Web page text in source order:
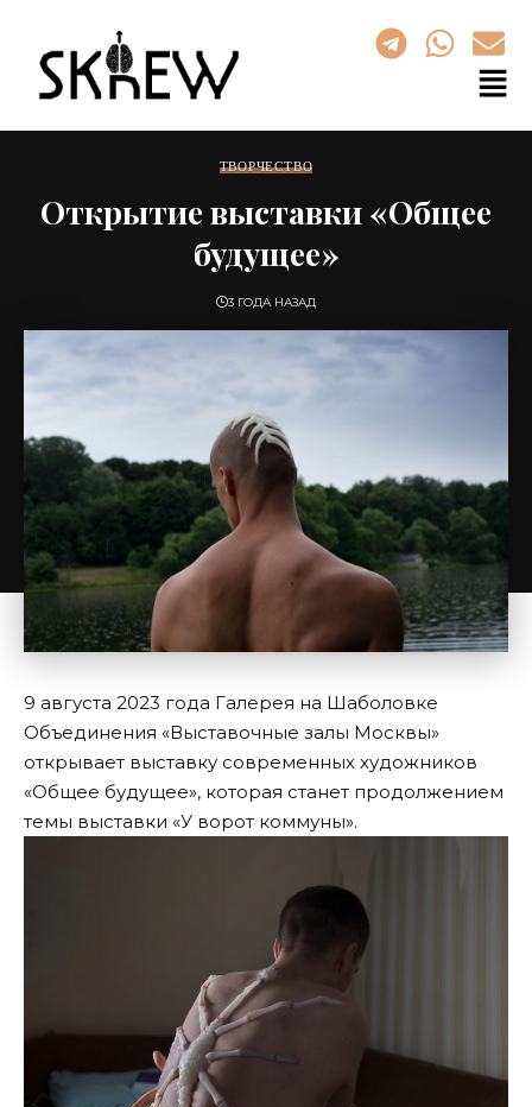
ТВОРЧЕСТВО
Открытие выставки «Общее
будущее»
3 ГОДА НАЗАД
9 августа 2023 года Галерея на Шаболовке
Объединения «Выставочные залы Москвы»
открывает выставку современных художников
«Общее будущее», которая станет продолжением
темы выставки «У ворот коммуны».